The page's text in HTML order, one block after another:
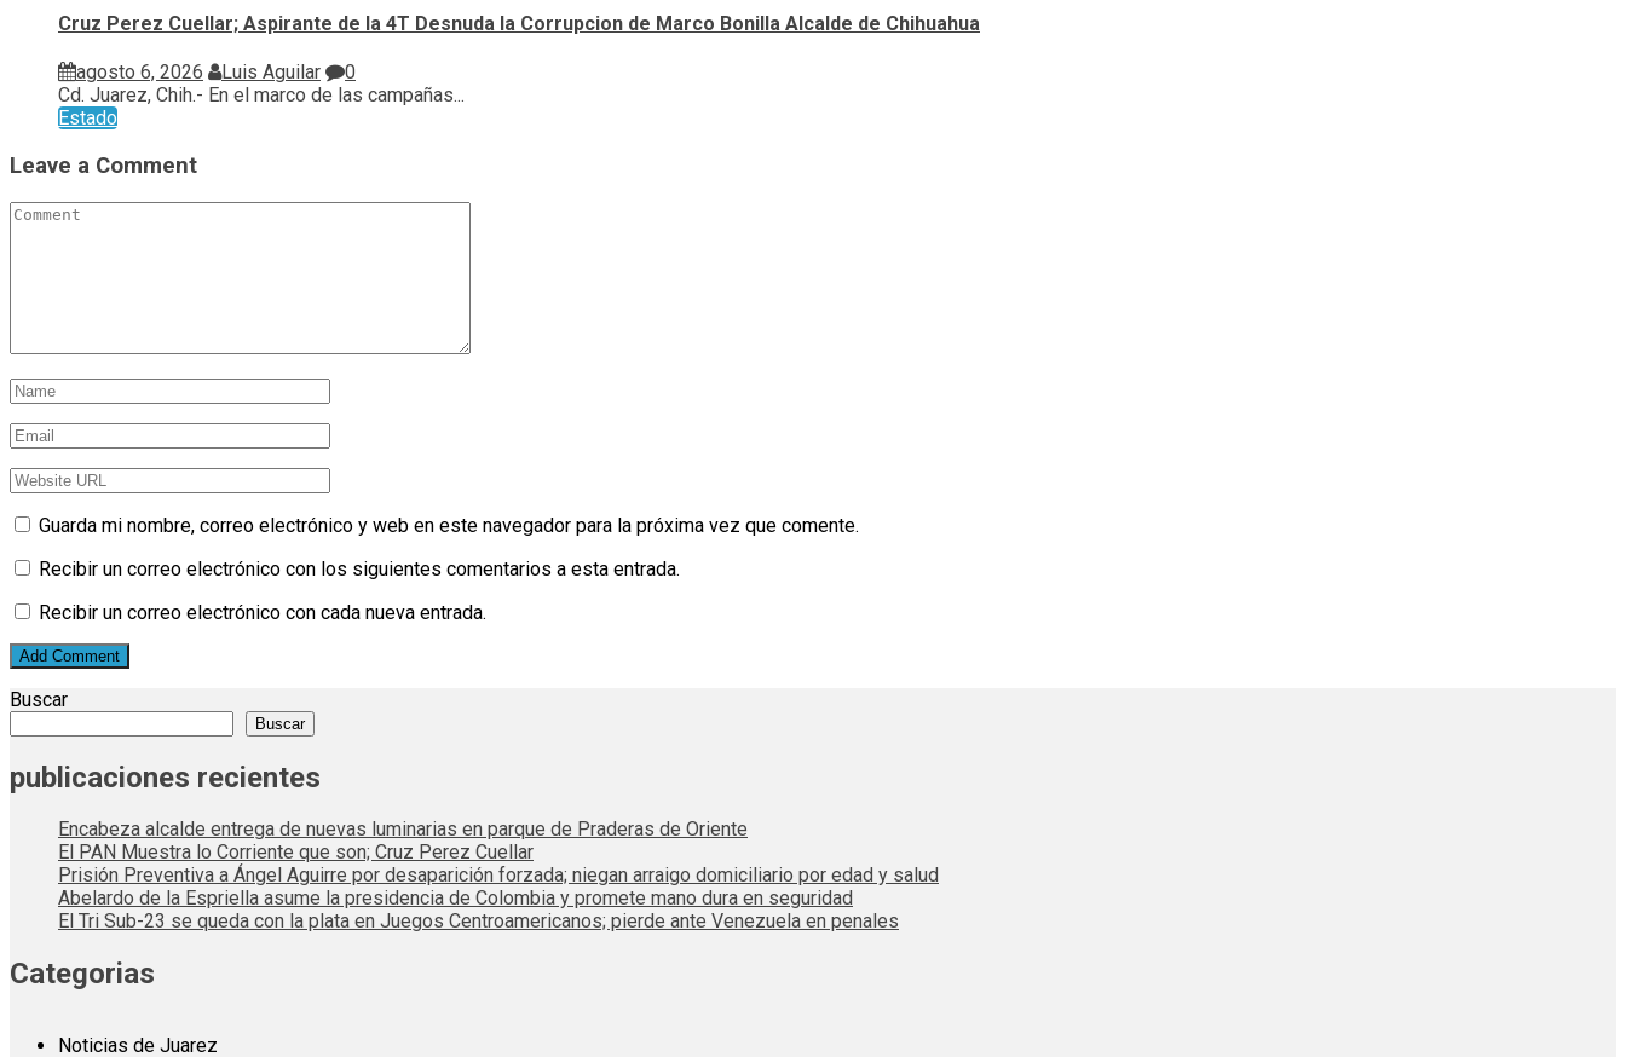
Cruz Perez Cuellar; Aspirante de la 4T Desnuda la Corrupcion de Marco Bonilla Alcalde de Chihuahua
agosto 6, 2026 Luis Aguilar
0
Cd. Juarez, Chih.- En el marco de las campañas...
Estado
Leave a Comment
Guarda mi nombre, correo electrónico y web en este navegador para la próxima vez que comente.
Recibir un correo electrónico con los siguientes comentarios a esta entrada.
Recibir un correo electrónico con cada nueva entrada.
Buscar
Buscar
publicaciones recientes
Encabeza alcalde entrega de nuevas luminarias en parque de Praderas de Oriente
El PAN Muestra lo Corriente que son; Cruz Perez Cuellar
Prisión Preventiva a Ángel Aguirre por desaparición forzada; niegan arraigo domiciliario por edad y salud
Abelardo de la Espriella asume la presidencia de Colombia y promete mano dura en seguridad
El Tri Sub-23 se queda con la plata en Juegos Centroamericanos; pierde ante Venezuela en penales
Categorias
Noticias de Juarez